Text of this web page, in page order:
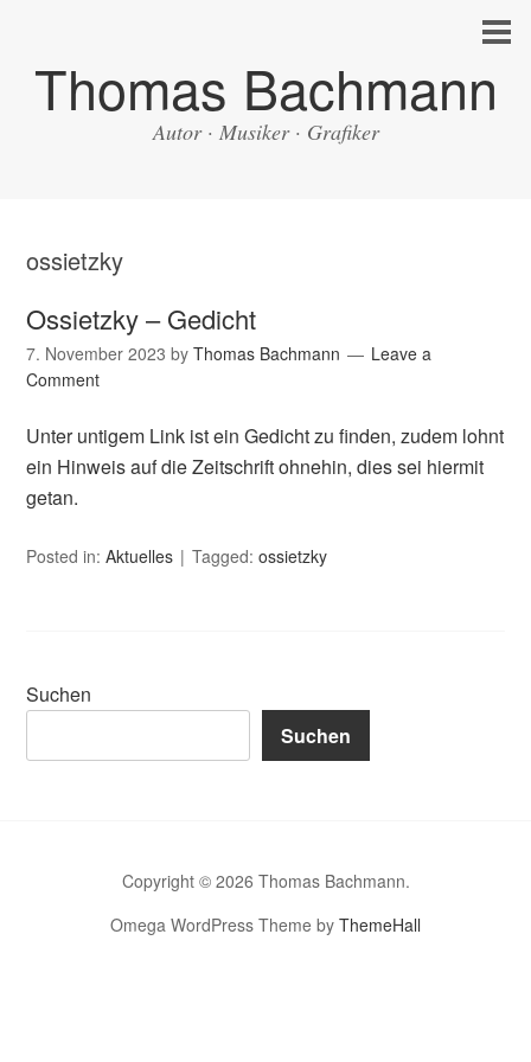
Thomas Bachmann
Autor · Musiker · Grafiker
ossietzky
Ossietzky – Gedicht
7. November 2023 byThomas Bachmann
Leave a
Comment
Unter untigem Link ist ein Gedicht zu finden, zudem lohnt
ein Hinweis auf die Zeitschrift ohnehin, dies sei hiermit
getan.
Posted in:Aktuelles Tagged:ossietzky
Suchen
Suchen
Copyright © 2026 Thomas Bachmann.
Omega WordPress Theme by ThemeHall